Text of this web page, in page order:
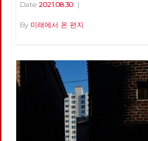
이후인 2020년 상반기 즈음에
열렸겠지만, 다들 알다시피 ‘20
되었다. 하지만, 그 사이에도 ‘당
원캠프’, ‘정책대회’ 등을 통하여
당적 교류와 논의의 장이 꾸준히
이어졌음은 주지의 사실이다. 주
요 안건은? - 1. 당대회의 권한,
소집, 상임집행위원회의 권한 변
경 - 2. 단일한 사회주의 대중정
‘좀 더 근본 원인이 있다’면서 그
것이다. 이에 따르면 산림 벌채,
야생 동물의 서식지가 파괴됐고
이런 파괴가 생물 다양성을 줄여
코로나19 같은 병원체가 퍼지도
록 했다는 것이다. 이런 근본적
인 성찰과 결국 기후 위기를 극
복하는 노력에 매진해야 한다는
결론에는 격하게 공감하고 싶은
것이 사실이다. 하지만, 무언가
[증여론] 최종왕 / 대전시당 위
을 통해 생산된 재화와 가치가
서 찾아본다. 마르셀 모스는
(1872~1950)는 프랑스의 인류학
과 민족학 방법을 연구하며 프랑
스 인류학을 세계에 알리는데 중
요한 역할을 했다. 또한 그는 프
랑스 사회당 당원으로 활동하며
사회주의적 열정을 강하게 나타
냈고, 이국적인 사회에 대한 관
Date 2021.08.30 |
By 미래에서 온 편지